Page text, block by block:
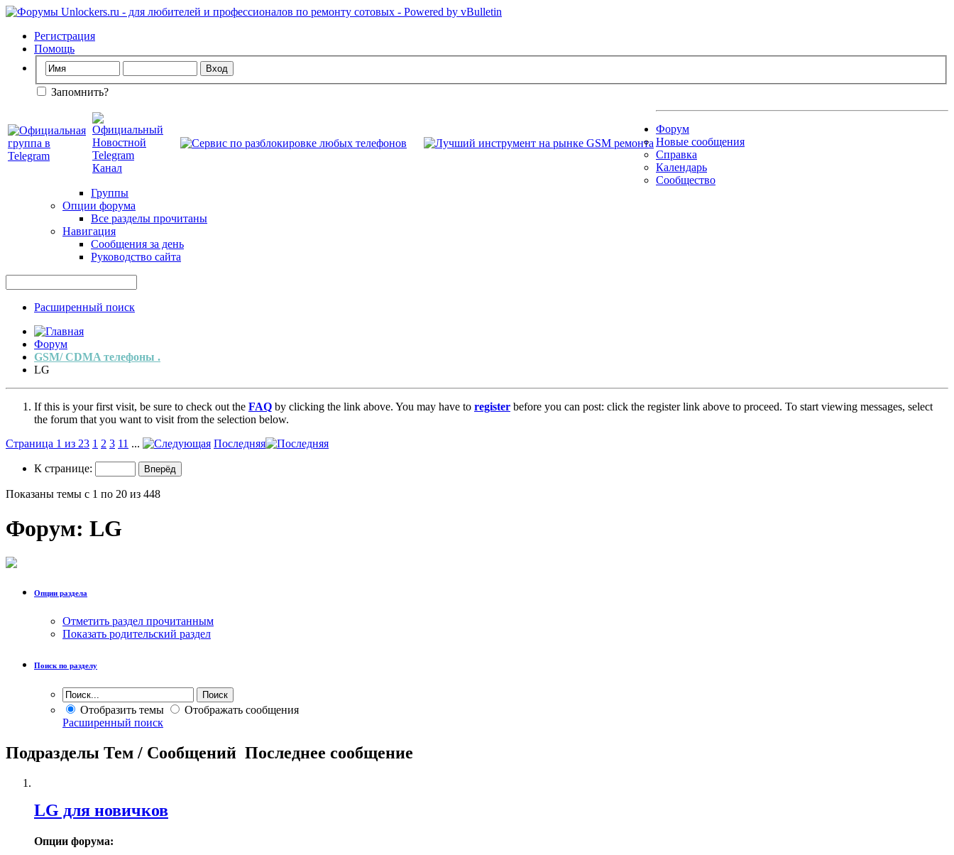
Регистрация
Помощь
Запомнить?
Форум
Новые сообщения
Справка
Календарь
Сообщество
Группы
Опции форума
Все разделы прочитаны
Навигация
Сообщения за день
Руководство сайта
Расширенный поиск
Форум
GSM/ CDMA телефоны .
LG
If this is your first visit, be sure to check out the FAQ by clicking the link above. You may have to register before you can post: click the register link above to proceed. To start viewing messages, select
the forum that you want to visit from the selection below.
Страница 1 из 23 1 2 3 11 ... Последняя
К странице:
Показаны темы с 1 по 20 из 448
Форум: LG
Опции раздела
Отметить раздел прочитанным
Показать родительский раздел
Поиск по разделу
Отобразить темы
Отображать сообщения
Расширенный поиск
Подразделы Тем / Сообщений Последнее сообщение
LG для новичков
Опции форума: